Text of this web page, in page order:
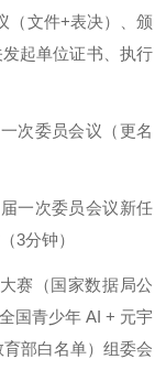
（文件+表决）、颁
起单位证书、执行
次委员会议（更名
一次委员会议新任
3分钟）
赛（国家数据局公
国青少年 AI + 元宇
部白名单）组委会